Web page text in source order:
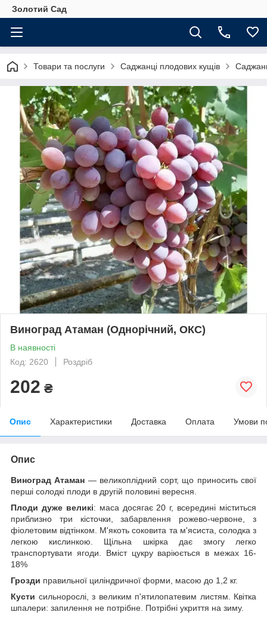
Золотий Сад
Товари та послуги Саджанці плодових кущів
Виноград Атаман (Однорічний, ОКС)
В наявності
Код: 2620
Роздріб
202 ₴
Опис Характеристики Доставка Оплата Умови
Опис
Виноград Атаман — великоплідний сорт, що приносить свої
перші солодкі плоди в другій половині вересня.
Плоди дуже великі: маса досягає 20 г, всередині міститься
приблизно три кісточки, забарвлення рожево-червоне, з
фіолетовим відтінком. М'якоть соковита та м'ясиста, солодка з
легкою кислинкою. Щільна шкірка дає змогу легко
транспортувати ягоди. Вміст цукру варіюється в межах 16-
18%
Грозди правильної циліндричної форми, масою до 1,2 кг.
Кусти сильнорослі, з великим п'ятилопатевим листям. Квітка
шпалери: запилення не потрібне. Потрібні укриття на зиму.